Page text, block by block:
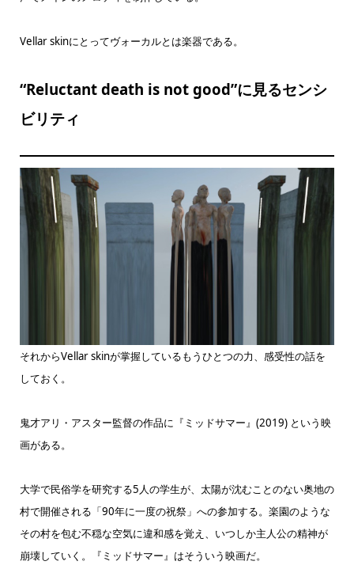
Vellar skinにとってヴォーカルとは楽器である。
“Reluctant death is not good”に見るセンシ
ビリティ
それからVellar skinが掌握しているもうひとつの力、感受性の話を
しておく。
鬼才アリ・アスター監督の作品に『ミッドサマー』(2019) という映
画がある。
大学で民俗学を研究する5人の学生が、太陽が沈むことのない奥地の
村で開催される「90年に一度の祝祭」への参加する。楽園のような
その村を包む不穏な空気に違和感を覚え、いつしか主人公の精神が
崩壊していく。『ミッドサマー』はそういう映画だ。